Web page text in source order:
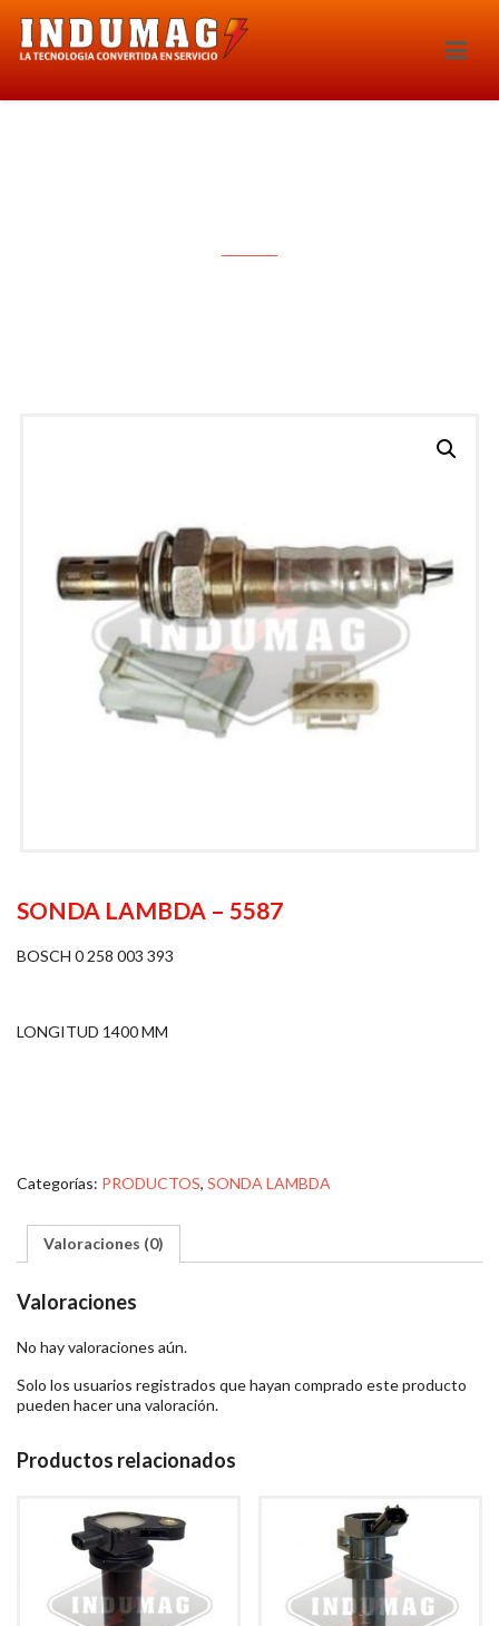
SONDA LAMBDA – 5587
BOSCH 0 258 003 393
LONGITUD 1400 MM
Categorías: PRODUCTOS, SONDA LAMBDA
Valoraciones (0)
Valoraciones
No hay valoraciones aún.
Solo los usuarios registrados que hayan comprado este producto
pueden hacer una valoración.
Productos relacionados